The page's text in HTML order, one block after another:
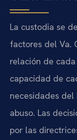
La custodia se
factores del Va.
relación de
capacidad de
necesidades
abuso. Las
por las